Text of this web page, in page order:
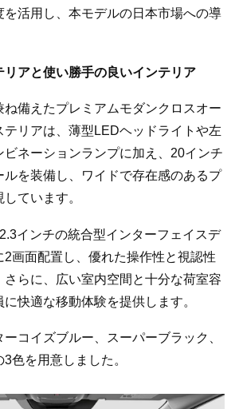
を活用し、本モデルの日本市場への導
リアと使い勝手の良いインテリア
ね備えたプレミアムモダンクロスオー
リアは、薄型LEDヘッドライトや左
ネーションランプに加え、20インチ
ルを装備し、ワイドで存在感のあるプ
ています。
インチの統合型インターフェイスデ
2画面配置し、優れた操作性と視認性
さらに、広い室内空間と十分な荷室容
快適な移動体験を提供します。
コイズブルー、スーパーブラック、
色を用意しました。